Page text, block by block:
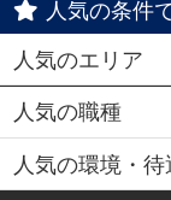
人気の条件
人気のエリア
人気の職種
人気の環境・待